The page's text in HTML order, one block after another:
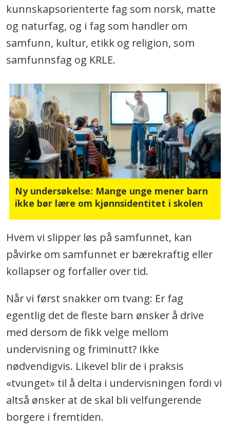
kunnskapsorienterte fag som norsk, matte
og naturfag, og i fag som handler om
samfunn, kultur, etikk og religion, som
samfunnsfag og KRLE.
Ny undersøkelse: Mange unge mener barn
ikke bør lære om kjønnsidentitet i skolen
Hvem vi slipper løs på samfunnet, kan
påvirke om samfunnet er bærekraftig eller
kollapser og forfaller over tid.
Når vi først snakker om tvang: Er fag
egentlig det de fleste barn ønsker å drive
med dersom de fikk velge mellom
undervisning og friminutt? Ikke
nødvendigvis. Likevel blir de i praksis
«tvunget» til å delta i undervisningen fordi vi
altså ønsker at de skal bli velfungerende
borgere i fremtiden.